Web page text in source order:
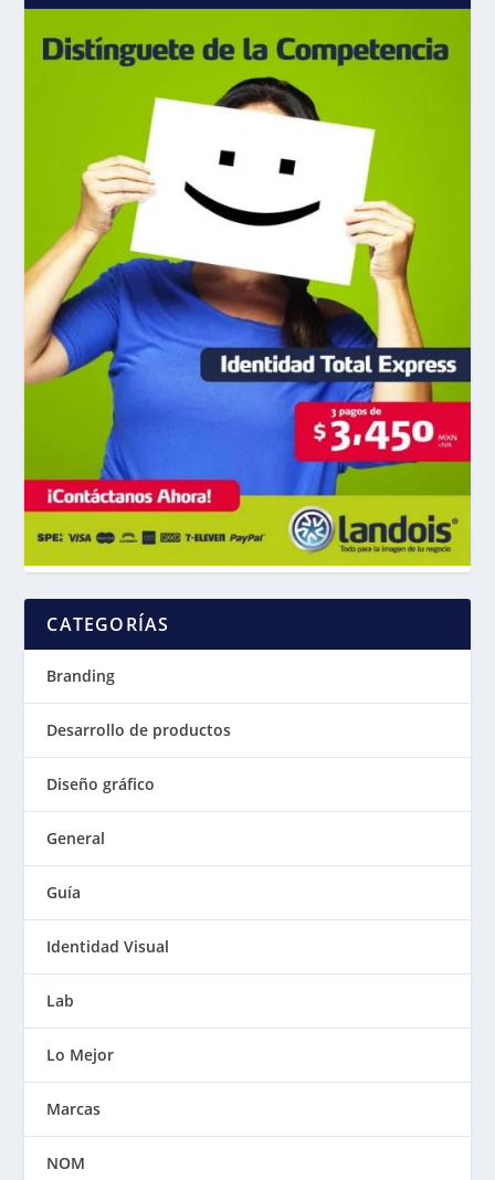
CATEGORÍAS
Branding
Desarrollo de productos
Diseño gráfico
General
Guía
Identidad Visual
Lab
Lo Mejor
Marcas
NOM